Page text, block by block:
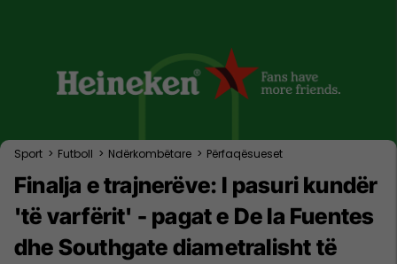
Sport > Futboll > Ndërkombëtare > Përfaqësueset
Finalja e trajnerëve: I pasuri kundër
'të varfërit' - pagat e De la Fuentes
dhe Southgate diametralisht të